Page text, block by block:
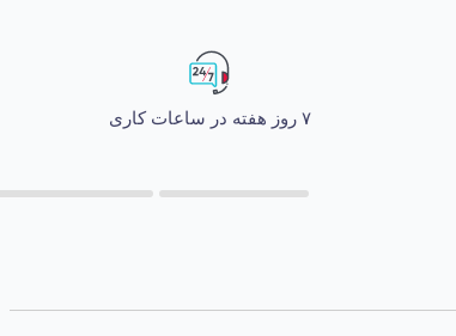
۷ روز هفته در ساعات کاری